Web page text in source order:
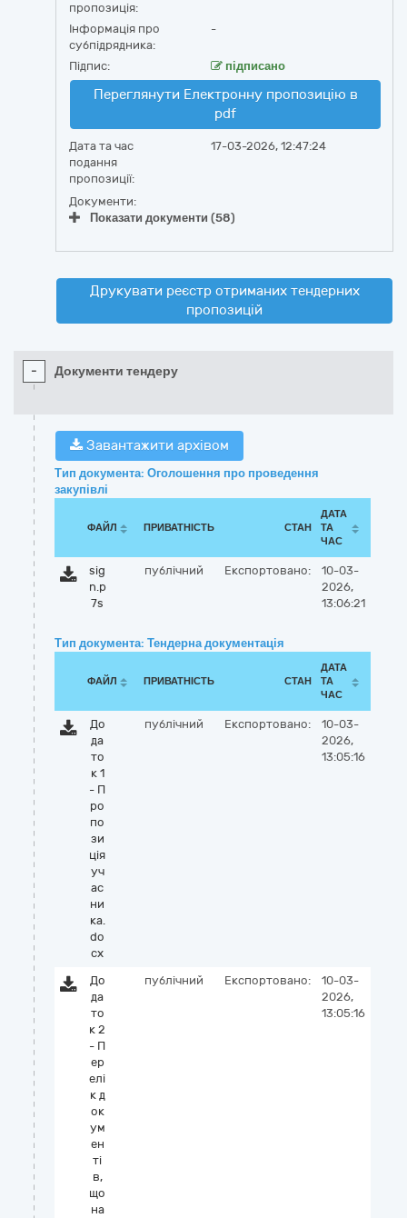
пропозиція:
Інформація про
субпідрядника:
-
Підпис: підписано
Переглянути Електронну пропозицію в
pdf
Дата та час
подання
пропозиції:
17-03-2026, 12:47:24
Документи:
Показати документи (58)
Друкувати реєстр отриманих тендерних
пропозицій
- Документи тендеру
Завантажити архівом
Тип документа: Оголошення про проведення
закупівлі
ФАЙЛ ПРИВАТНІСТЬ СТАН
ДАТА
ТА
ЧАС
sig
n.p
7s
публічний Експортовано:
10-03-
2026,
13:06:21
Тип документа: Тендерна документація
ФАЙЛ ПРИВАТНІСТЬ СТАН
ДАТА
ТА
ЧАС
До
да
то
к 1
- П
ро
по
зи
ція
уч
ас
ни
ка.
do
cx
публічний Експортовано:
10-03-
2026,
13:05:16
До
да
то
к 2
- П
ер
елі
к д
ок
ум
ен
ті
в,
що
на
публічний Експортовано:
10-03-
2026,
13:05:16